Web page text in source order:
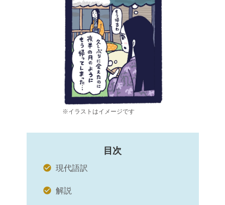
※イラストはイメージです
目次
現代語訳
解説